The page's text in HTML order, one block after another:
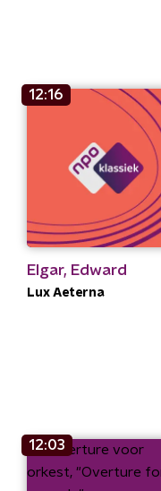
12:16
Elgar, Edward
Lux Aeterna
12:03